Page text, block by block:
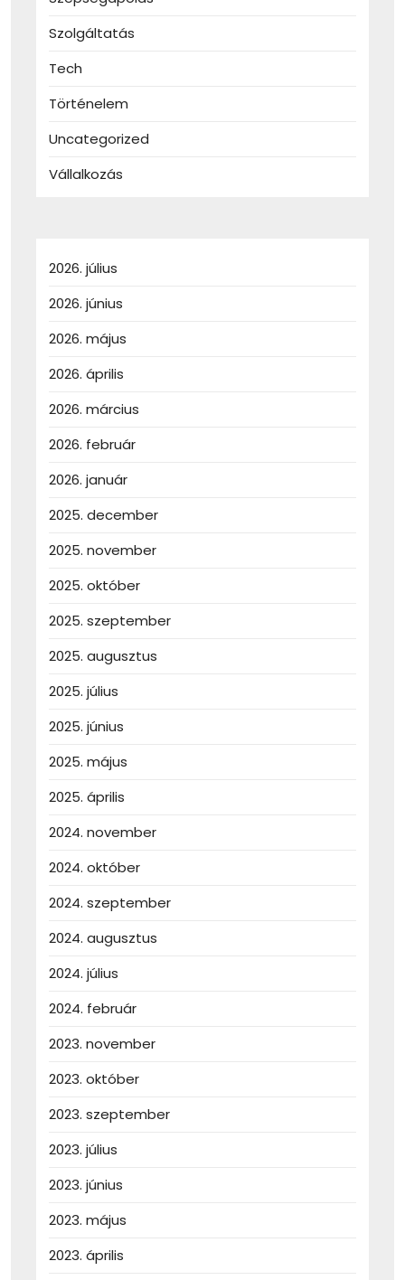
Szolgáltatás
Tech
Történelem
Uncategorized
Vállalkozás
2026. július
2026. június
2026. május
2026. április
2026. március
2026. február
2026. január
2025. december
2025. november
2025. október
2025. szeptember
2025. augusztus
2025. július
2025. június
2025. május
2025. április
2024. november
2024. október
2024. szeptember
2024. augusztus
2024. július
2024. február
2023. november
2023. október
2023. szeptember
2023. július
2023. június
2023. május
2023. április